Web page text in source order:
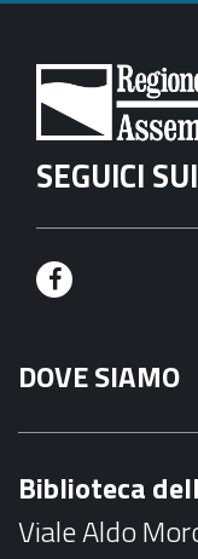
SEGUICI
F
c
e
o
DOVE SIAMO
Biblioteca
Viale Aldo